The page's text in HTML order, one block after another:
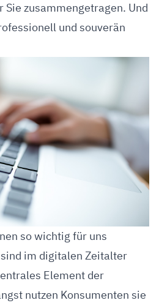
Sie zusammengetragen. Und
und souverän
so wichtig für uns
im digitalen Zeitalter
Element der
nutzen Konsumenten sie